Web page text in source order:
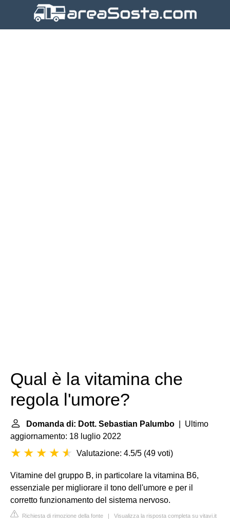
Qual è la vitamina che
regola l'umore?
Domanda di: Dott. Sebastian Palumbo | Ultimo
aggiornamento: 18 luglio 2022
Valutazione: 4.5/5 (49 voti)
Vitamine del gruppo B, in particolare la vitamina B6,
essenziale per migliorare il tono dell'umore e per il
corretto funzionamento del sistema nervoso.
Richiesta di rimozione della fonte | Visualizza la risposta completa su vitavi.it